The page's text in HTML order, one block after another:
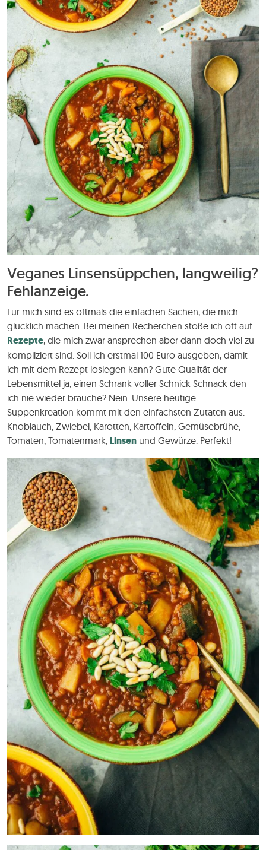
Veganes Linsensüppchen, langweilig?
Fehlanzeige.
Für mich sind es oftmals die einfachen Sachen, die mich
glücklich machen. Bei meinen Recherchen stoße ich oft auf
Rezepte, die mich zwar ansprechen aber dann doch viel zu
kompliziert sind. Soll ich erstmal 100 Euro ausgeben, damit
ich mit dem Rezept loslegen kann? Gute Qualität der
Lebensmittel ja, einen Schrank voller Schnick Schnack den
ich nie wieder brauche? Nein. Unsere heutige
Suppenkreation kommt mit den einfachsten Zutaten aus.
Knoblauch, Zwiebel, Karotten, Kartoffeln, Gemüsebrühe,
Tomaten, Tomatenmark, Linsen und Gewürze. Perfekt!